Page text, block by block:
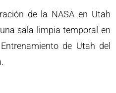
de la NASA en Utah
sala limpia temporal en
de Utah del